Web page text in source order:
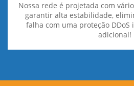
Nossa rede é projetada com
garantir alta estabilidade,
falha com uma proteção DDoS
adicional!